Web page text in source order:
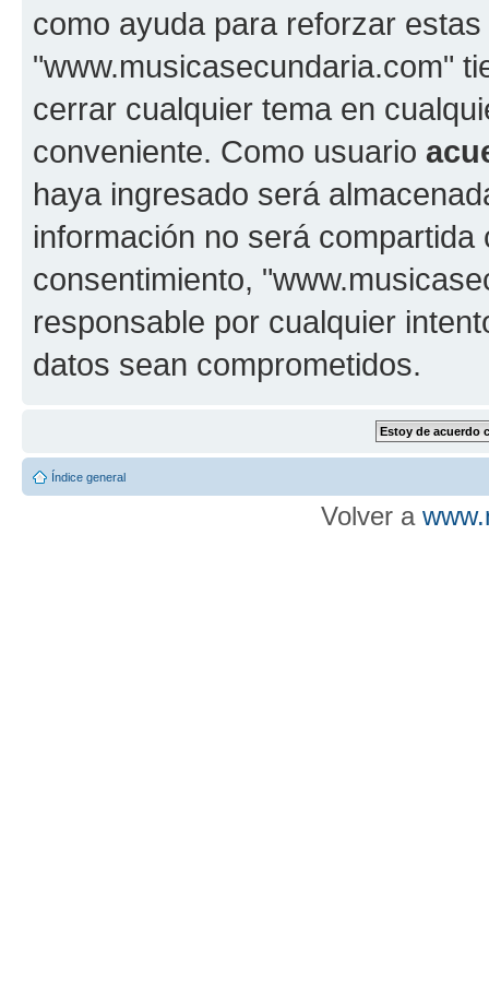
como ayuda para reforzar
"www.musicasecundaria.com"
cerrar cualquier tema en
conveniente. Como usuario
haya ingresado será
información no será
consentimiento,
responsable por cualquier
datos sean comprometidos.
Índice general
Volver a